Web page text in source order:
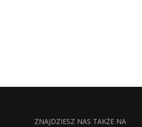
ZNAJDZIESZ NAS TAKŻE NA